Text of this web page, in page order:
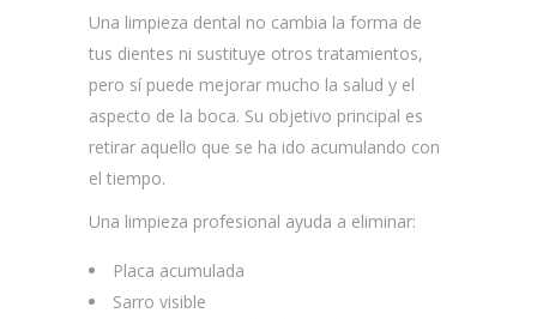
Una limpieza dental no cambia la forma de
tus dientes ni sustituye otros tratamientos,
pero sí puede mejorar mucho la salud y el
aspecto de la boca. Su objetivo principal es
retirar aquello que se ha ido acumulando con
el tiempo.
Una limpieza profesional ayuda a eliminar:
Placa acumulada
Sarro visible